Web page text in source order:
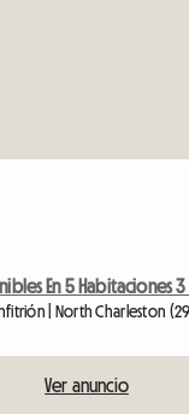
En 5 Habitaciones 3
| North Charleston
Ver anuncio